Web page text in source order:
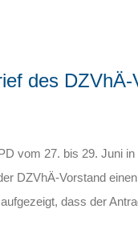
des
vom 27. bis 29. Juni
DZVhÄ-Vorstand
dass der